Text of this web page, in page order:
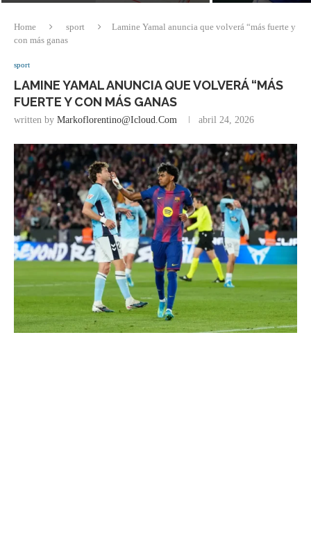
Home sport
Lamine Yamal anuncia que volverá “más fuerte y
con más ganas
sport
LAMINE YAMAL ANUNCIA QUE VOLVERÁ “MÁS
FUERTE Y CON MÁS GANAS
written by Markoflorentino@icloud.com abril 24, 2026